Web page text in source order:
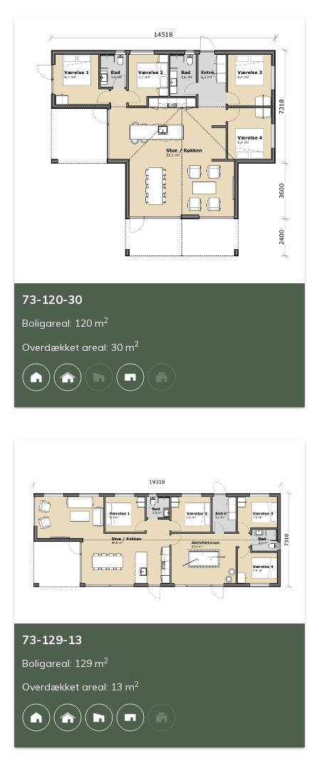
73-120-30
Boligareal: 120 m2
Overdækket areal: 30 m2
73-129-13
Boligareal: 129 m2
Overdækket areal: 13 m2